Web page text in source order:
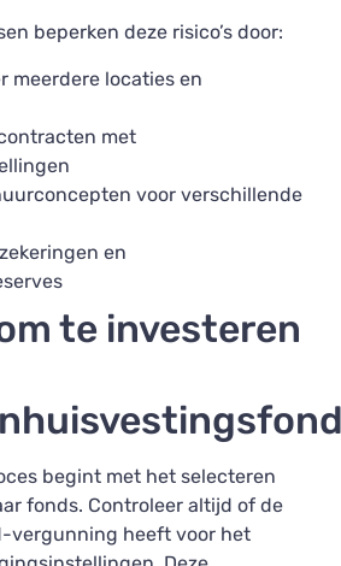
beperken deze risico’s door:
meerdere locaties en
met
voor verschillende
en
te investeren
begint met het selecteren
fonds. Controleer altijd of de
vergunning heeft voor het